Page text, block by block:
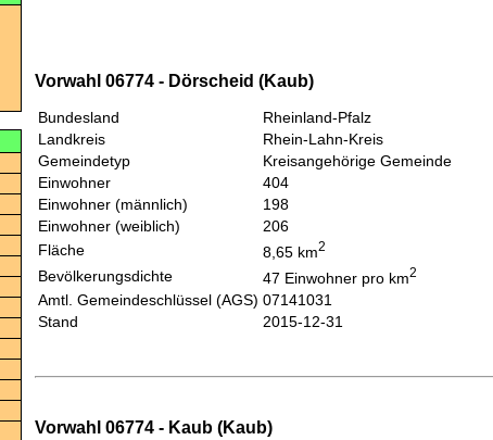
Vorwahl 06774 - Dörscheid (Kaub)
Bundesland
Rheinland-Pfalz
Landkreis
Rhein-Lahn-Kreis
Gemeindetyp
Kreisangehörige Gemeinde
Einwohner
404
Einwohner (männlich)
198
Einwohner (weiblich)
206
Fläche
8,65 km2
Bevölkerungsdichte 47 Einwohner pro km2
Amtl. Gemeindeschlüssel (AGS) 07141031
Stand
2015-12-31
Vorwahl 06774 - Kaub (Kaub)